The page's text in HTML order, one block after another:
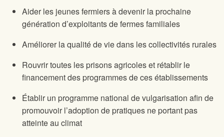
Aider les jeunes fermiers à devenir la prochaine
génération d’exploitants de fermes familiales
Améliorer la qualité de vie dans les collectivités rurales
Rouvrir toutes les prisons agricoles et rétablir le
financement des programmes de ces établissements
Établir un programme national de vulgarisation afin de
promouvoir l’adoption de pratiques ne portant pas
atteinte au climat